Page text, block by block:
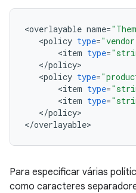
<overlayable name=
<policy type=
<item type=
</policy
<policy type=
<item type=
<item type=
</policy>
</overlayable
Para especificar várias
como caracteres